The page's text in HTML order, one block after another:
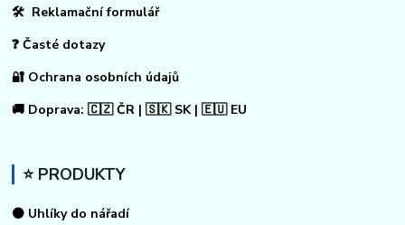
🛠 Reklamační formulář
❓ Časté dotazy
🔐 Ochrana osobních údajů
🚚 Doprava: 🇨🇿 ČR | 🇸🇰 SK | 🇪🇺 EU
⭐ PRODUKTY
⚫ Uhlíky do nářadí